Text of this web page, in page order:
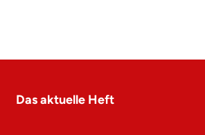
Das aktuelle Heft